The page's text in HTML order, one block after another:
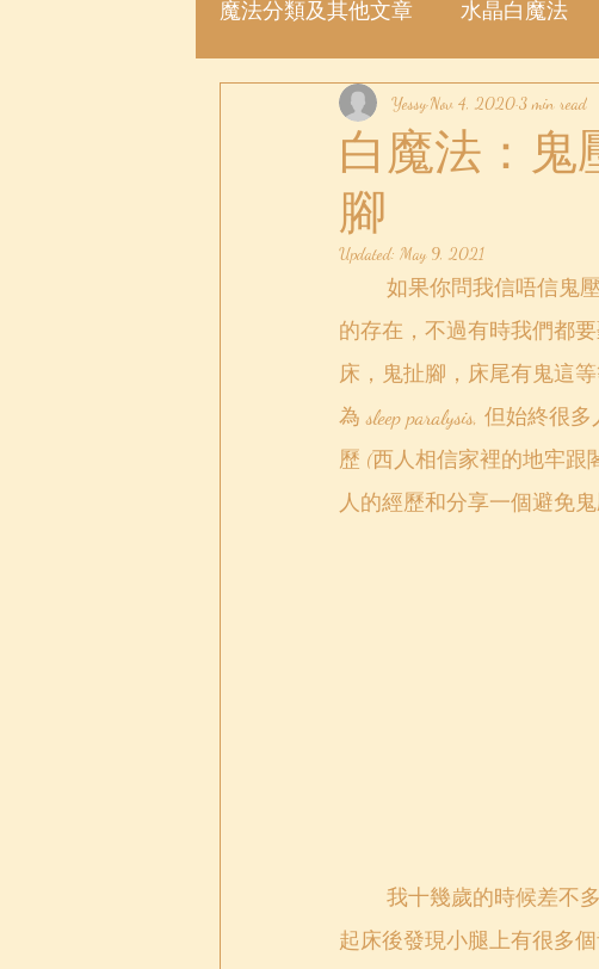
魔法分類及其他文章 水晶白魔法
魔法許願瓶 魔法粉 塔羅占
白魔法：
腳
Yessy Nov 4, 20203 min read
Updated: May 9, 2021
的存在，不過有時我們都
床，鬼扯腳，床尾有鬼這
為 sleep paralysis, 但始終
歷 (西人相信家裡的地牢跟
人的經歷和分享一個避免
起床後發現小腿上有很多